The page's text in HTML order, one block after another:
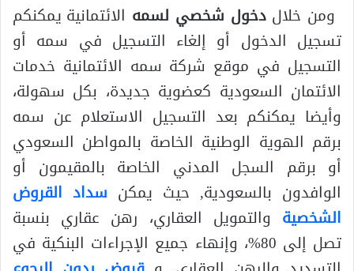
ومن خلالدخول شخصي لسمه الائتمانية يمكنكم
تسجيل الدخول أو إلغاء التسجيل في سمه أو
التسجيل في موقع شركة سمه الائتمانية خدمات
الائتمان السعودية كعضوية جديدة، بكل سهولة،
وأيضا يمكنكم بعد التسجيل الاستعلام عن سمه
برقم الهوية الوطنية الخاصة بالمواطن السعودي
أو برقم السجل المدني الخاصة بالمقيمون أو
الوافدون بالسعودية, حيث يمكن سداد القروض
الشخصية والتمويل العقاري، رهن عقاري بنسبة
تصل إلى 80%، وإنهاء جميع الإجراءات البنكية في